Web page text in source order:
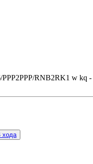
RNB2RK1 w kq -
хода